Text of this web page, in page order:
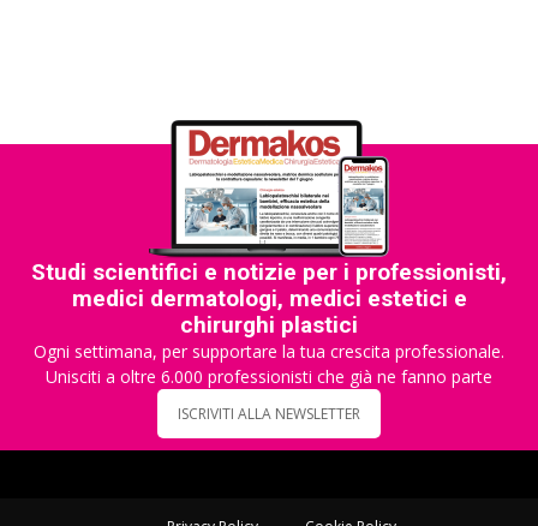
Studi scientifici e notizie per i professionisti,
medici dermatologi, medici estetici e
chirurghi plastici
Ogni settimana, per supportare la tua crescita professionale.
Unisciti a oltre 6.000 professionisti che già ne fanno parte
ISCRIVITI ALLA NEWSLETTER